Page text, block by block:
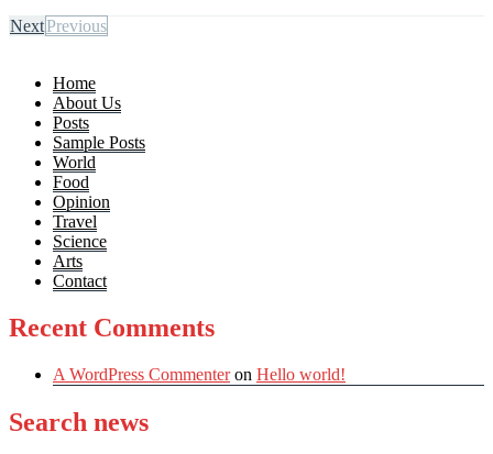
NextPrevious
Home
About Us
Posts
Sample Posts
World
Food
Opinion
Travel
Science
Arts
Contact
Recent Comments
A WordPress Commenteron Hello world!
Search news